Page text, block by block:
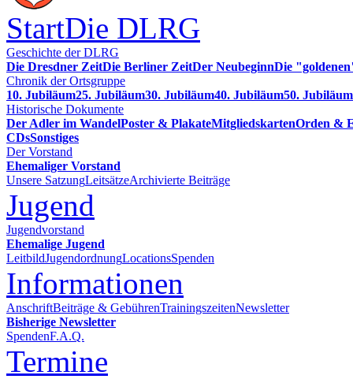
StartDie DLRG
Geschichte der DLRG
Die Dresdner ZeitDie Berliner ZeitDer NeubeginnDie
Chronik der Ortsgruppe
10. Jubiläum25. Jubiläum30. Jubiläum40. Jubiläum50. Jubiläum
Historische Dokumente
Der Adler im WandelPoster & PlakateMitgliedskartenOrden &
CDsSonstiges
Der Vorstand
Ehemaliger Vorstand
Unsere SatzungLeitsätzeArchivierte Beiträge
Jugend
Jugendvorstand
Ehemalige Jugend
LeitbildJugendordnungLocationsSpenden
Informationen
AnschriftBeiträge & GebührenTrainingszeitenNewsletter
Bisherige Newsletter
SpendenF.A.Q.
Termine